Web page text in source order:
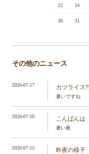
23 24
30 31
その他のニュース
2026-07-17 カツライス‼️
暑いですね
2026-07-16 こんばんは
暑い夜
2026-07-15 昨夜の様子